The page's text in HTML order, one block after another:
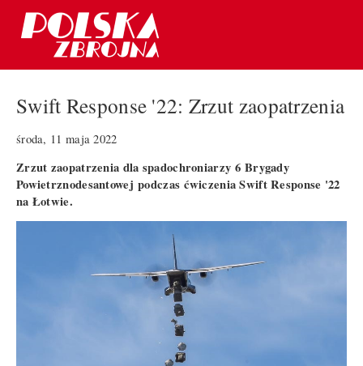
Swift Response '22: Zrzut zaopatrzenia
środa, 11 maja 2022
Zrzut zaopatrzenia dla spadochroniarzy 6 Brygady
Powietrznodesantowej podczas ćwiczenia Swift Response '22
na Łotwie.